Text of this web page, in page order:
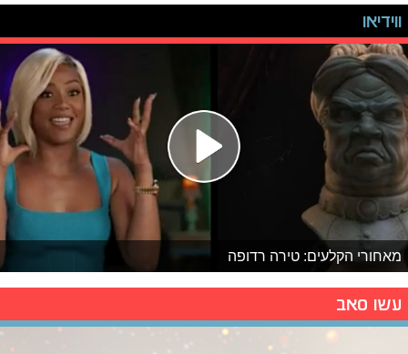
ווידיאו
מאחורי הקלעים: טירה רדופה
עשו סאב